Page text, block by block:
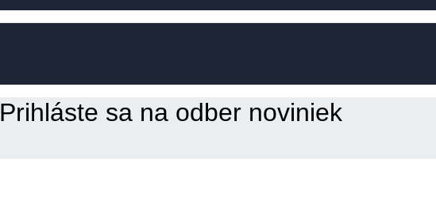
Prihláste sa na odber noviniek